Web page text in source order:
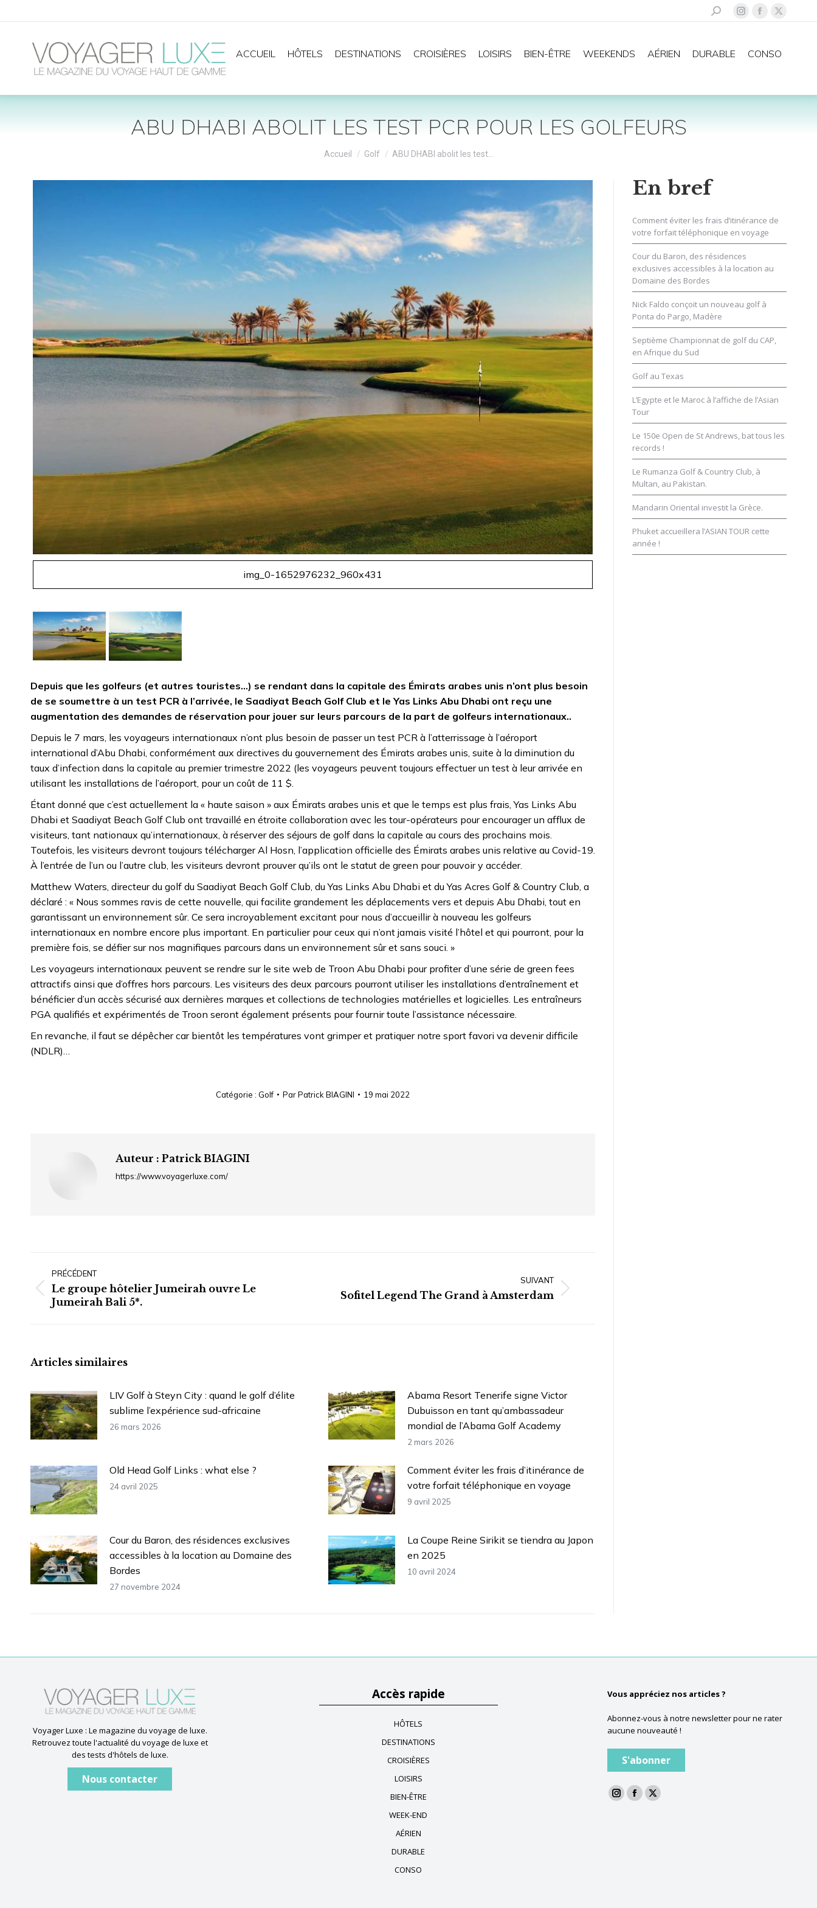
Recherche
La
Instagram
une
La
Facebook
une
La
X
une
ACCUEIL HÔTELS DESTINATIONS CROISIÈRES LOISIRS BIEN-ÊTRE WEEKENDS AÉRIEN DURABLE CONSO
ABU DHABI ABOLIT LES TEST PCR POUR LES GOLFEURS
Vous êtes ici :
Accueil Golf ABU DHABI abolit les test…
img_0-1652976232_960x431
Depuis que les golfeurs (et autres touristes…) se rendant dans la capitale des Émirats arabes unis n’ont plus besoin
de se soumettre à un test PCR à l’arrivée, le Saadiyat Beach Golf Club et le Yas Links Abu Dhabi ont reçu une
augmentation des demandes de réservation pour jouer sur leurs parcours de la part de golfeurs internationaux..
Depuis le 7 mars, les voyageurs internationaux n’ont plus besoin de passer un test PCR à l’atterrissage à l’aéroport
international d’Abu Dhabi, conformément aux directives du gouvernement des Émirats arabes unis, suite à la diminution du
taux d’infection dans la capitale au premier trimestre 2022 (les voyageurs peuvent toujours effectuer un test à leur arrivée en
utilisant les installations de l’aéroport, pour un coût de 11 $.
Étant donné que c’est actuellement la « haute saison » aux Émirats arabes unis et que le temps est plus frais, Yas Links Abu
Dhabi et Saadiyat Beach Golf Club ont travaillé en étroite collaboration avec les tour-opérateurs pour encourager un afflux de
visiteurs, tant nationaux qu’internationaux, à réserver des séjours de golf dans la capitale au cours des prochains mois.
Toutefois, les visiteurs devront toujours télécharger Al Hosn, l’application officielle des Émirats arabes unis relative au Covid-19.
À l’entrée de l’un ou l’autre club, les visiteurs devront prouver qu’ils ont le statut de green pour pouvoir y accéder.
Matthew Waters, directeur du golf du Saadiyat Beach Golf Club, du Yas Links Abu Dhabi et du Yas Acres Golf & Country Club, a
déclaré : « Nous sommes ravis de cette nouvelle, qui facilite grandement les déplacements vers et depuis Abu Dhabi, tout en
garantissant un environnement sûr. Ce sera incroyablement excitant pour nous d’accueillir à nouveau les golfeurs
internationaux en nombre encore plus important. En particulier pour ceux qui n’ont jamais visité l’hôtel et qui pourront, pour la
première fois, se défier sur nos magnifiques parcours dans un environnement sûr et sans souci. »
Les voyageurs internationaux peuvent se rendre sur le site web de Troon Abu Dhabi pour profiter d’une série de green fees
attractifs ainsi que d’offres hors parcours. Les visiteurs des deux parcours pourront utiliser les installations d’entraînement et
bénéficier d’un accès sécurisé aux dernières marques et collections de technologies matérielles et logicielles. Les entraîneurs
PGA qualifiés et expérimentés de Troon seront également présents pour fournir toute l’assistance nécessaire.
En revanche, il faut se dépêcher car bientôt les températures vont grimper et pratiquer notre sport favori va devenir difficile
(NDLR)…
Catégorie : Golf ParPatrick BIAGINI 19 mai 2022
Auteur : Patrick BIAGINI
https://www.voyagerluxe.com/
articlePRÉCÉDENT
Article
précédent
Le groupe hôtelier Jumeirah ouvre Le
Jumeirah Bali 5*.
SUIVANT
ArticleSofitel Legend The Grand à Amsterdam
Articles similaires
LIV Golf à Steyn City : quand le golf d’élite
sublime l’expérience sud-africaine
26 mars 2026
Abama Resort Tenerife signe Victor
Dubuisson en tant qu’ambassadeur
mondial de l’Abama Golf Academy
2 mars 2026
Old Head Golf Links : what else ?
24 avril 2025
Comment éviter les frais d’itinérance de
votre forfait téléphonique en voyage
9 avril 2025
Cour du Baron, des résidences exclusives
accessibles à la location au Domaine des
Bordes
27 novembre 2024
La Coupe Reine Sirikit se tiendra au Japon
en 2025
10 avril 2024
En bref
Comment éviter les frais d’itinérance de
votre forfait téléphonique en voyage
Cour du Baron, des résidences
exclusives accessibles à la location au
Domaine des Bordes
Nick Faldo conçoit un nouveau golf à
Ponta do Pargo, Madère
Septième Championnat de golf du CAP,
en Afrique du Sud
Golf au Texas
L’Egypte et le Maroc à l’affiche de l’Asian
Tour
Le 150e Open de St Andrews, bat tous les
records !
Le Rumanza Golf & Country Club, à
Multan, au Pakistan.
Mandarin Oriental investit la Grèce.
Phuket accueillera l’ASIAN TOUR cette
année !
Voyager Luxe : Le magazine du voyage de luxe.
Retrouvez toute l'actualité du voyage de luxe et
des tests d'hôtels de luxe.
Nous contacter
Accès rapide
HÔTELS
DESTINATIONS
CROISIÈRES
LOISIRS
BIEN-ÊTRE
WEEK-END
AÉRIEN
DURABLE
CONSO
Vous appréciez nos articles ?
Abonnez-vous à notre newsletter pour ne rater
aucune nouveauté !
S'abonner
La
La
La